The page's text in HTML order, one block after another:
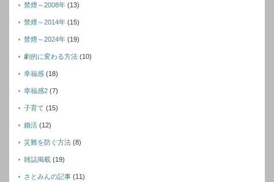
禁煙～2008年 (13)
禁煙～2014年 (15)
禁煙～2024年 (19)
劇的に変わる方法 (10)
幸福感 (18)
幸福感2 (7)
子育て (15)
婚活 (12)
災難を防ぐ方法 (8)
雑誌掲載 (19)
さとみんの記事 (11)